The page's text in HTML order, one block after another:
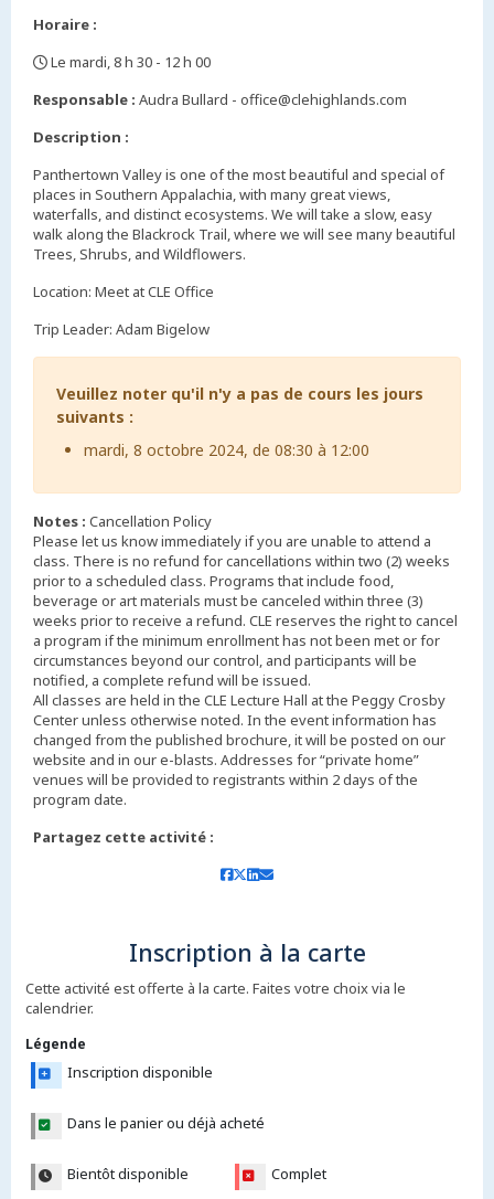
Horaire :
Le mardi, 8 h 30 - 12 h 00
Responsable : Audra Bullard - office@clehighlands.com
Description :
Panthertown Valley is one of the most beautiful and special of
places in Southern Appalachia, with many great views,
waterfalls, and distinct ecosystems. We will take a slow, easy
walk along the Blackrock Trail, where we will see many beautiful
Trees, Shrubs, and Wildflowers.
Location: Meet at CLE Office
Trip Leader: Adam Bigelow
Veuillez noter qu'il n'y a pas de cours les jours
suivants :
mardi, 8 octobre 2024, de 08:30 à 12:00
Notes : Cancellation Policy
Please let us know immediately if you are unable to attend a
class. There is no refund for cancellations within two (2) weeks
prior to a scheduled class. Programs that include food,
beverage or art materials must be canceled within three (3)
weeks prior to receive a refund. CLE reserves the right to cancel
a program if the minimum enrollment has not been met or for
circumstances beyond our control, and participants will be
notified, a complete refund will be issued.
All classes are held in the CLE Lecture Hall at the Peggy Crosby
Center unless otherwise noted. In the event information has
changed from the published brochure, it will be posted on our
website and in our e-blasts. Addresses for “private home”
venues will be provided to registrants within 2 days of the
Partagez cette activité :
Inscription à la carte
Cette activité est offerte à la carte. Faites votre choix via le
calendrier.
Légende
Inscription disponible
Dans le panier ou déjà acheté
Bientôt disponible Complet